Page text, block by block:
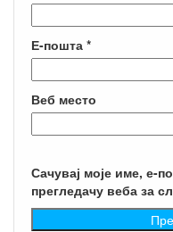
Е-пошта *
Веб место
Сачувај моје име, е-
прегледачу веба за